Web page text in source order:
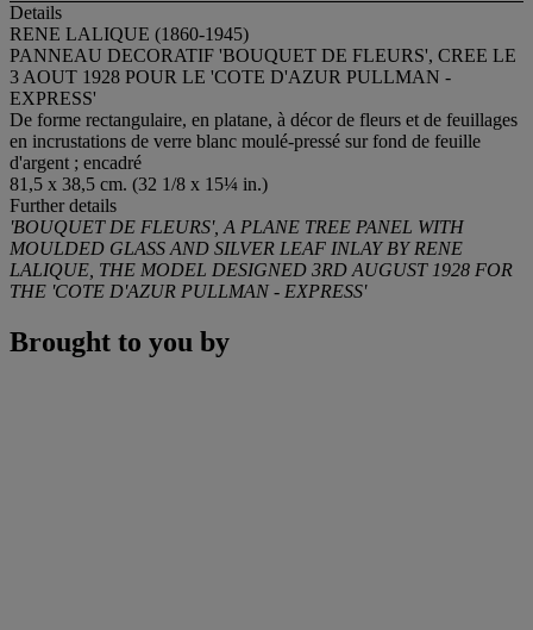
Details
RENE LALIQUE (1860-1945)
PANNEAU DECORATIF 'BOUQUET DE FLEURS', CREE LE
3 AOUT 1928 POUR LE 'COTE D'AZUR PULLMAN -
EXPRESS'
De forme rectangulaire, en platane, à décor de fleurs et de feuillages
en incrustations de verre blanc moulé-pressé sur fond de feuille
d'argent ; encadré
81,5 x 38,5 cm. (32 1/8 x 15¼ in.)
Further details
'BOUQUET DE FLEURS', A PLANE TREE PANEL WITH
MOULDED GLASS AND SILVER LEAF INLAY BY RENE
LALIQUE, THE MODEL DESIGNED 3RD AUGUST 1928 FOR
THE 'COTE D'AZUR PULLMAN - EXPRESS'
Brought to you by